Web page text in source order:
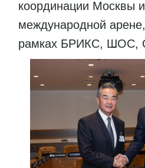
координации Москвы
международной
рамках БРИКС, ШОС,